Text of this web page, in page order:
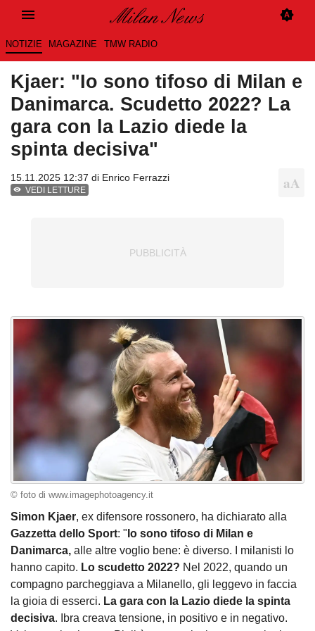
NOTIZIE MAGAZINE TMW RADIO
Kjaer: "Io sono tifoso di Milan e
Danimarca. Scudetto 2022? La
gara con la Lazio diede la
spinta decisiva"
15.11.2025 12:37 di Enrico Ferrazzi
VEDI LETTURE
© foto di www.imagephotoagency.it
Simon Kjaer, ex difensore rossonero, ha dichiarato alla
Gazzetta dello Sport: " Io sono tifoso di Milan e
Danimarca, alle altre voglio bene: è diverso. I milanisti lo
hanno capito. Lo scudetto 2022? Nel 2022, quando un
compagno parcheggiava a Milanello, gli leggevo in faccia
la gioia di esserci. La gara con la Lazio diede la spinta
decisiva. Ibra creava tensione, in positivo e in negativo.